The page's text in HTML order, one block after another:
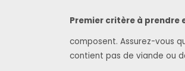
Premier critère à prendre
composent. Assurez-vous
contient pas de viande ou